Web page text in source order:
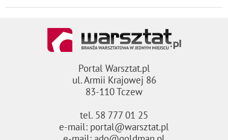
Portal Warsztat.pl
ul. Armii Krajowej 86
83-110 Tczew
tel. 58 777 01 25
e-mail: portal@warsztat.pl